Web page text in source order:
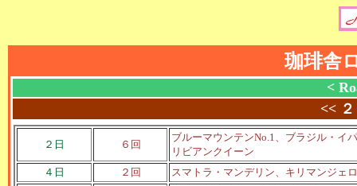
珈琲舎
<
<<
２日 ６回
ブルーマウンテンNo.1、ブラジル・イ
リビアンクイーン
４日
２回 スマトラ・マンデリン、キリマンジェロ